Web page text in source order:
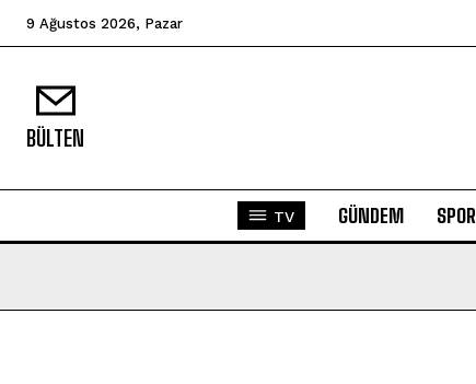
9 Ağustos 2026, Pazar
BÜLTEN
TV GÜNDEM SPOR